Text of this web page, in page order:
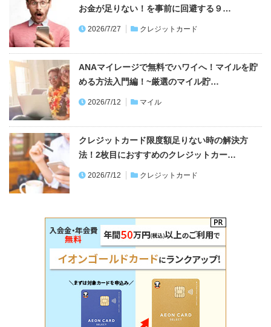
お金が足りない！を事前に回避する９…
2026/7/27 クレジットカード
ANAマイレージで無料でハワイへ！マイルを貯
める方法入門編！~厳選のマイル貯…
2026/7/12 マイル
クレジットカード限度額足りない時の解決方
法！2枚目におすすめのクレジットカー…
2026/7/12 クレジットカード